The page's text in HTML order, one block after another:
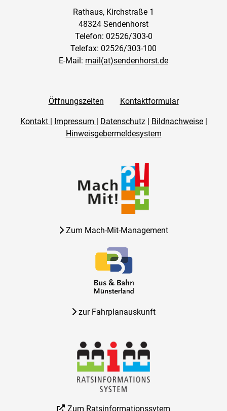
Rathaus, Kirchstraße 1
48324 Sendenhorst
Telefon: 02526/303-0
Telefax: 02526/303-100
E-Mail: mail(at)sendenhorst.de
Öffnungszeiten Kontaktformular
Kontakt | Impressum | Datenschutz| Bildnachweise|
Hinweisgebermeldesystem
Zum Mach-Mit-Management
zur Fahrplanauskunft
Zum Ratsinformationssytem